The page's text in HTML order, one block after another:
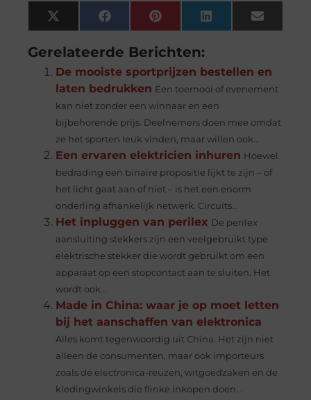
X
(Twitter)
FacebookPinterestLinkedInEmail
Gerelateerde Berichten:
De mooiste sportprijzen bestellen en
laten bedrukken Een toernooi of evenement
kan niet zonder een winnaar en een
bijbehorende prijs. Deelnemers doen mee omdat
ze het sporten leuk vinden, maar willen ook...
Een ervaren elektricien inhuren Hoewel
bedrading een binaire propositie lijkt te zijn – of
het licht gaat aan of niet – is het een enorm
onderling afhankelijk netwerk. Circuits...
Het inpluggen van perilex De perilex
aansluiting stekkers zijn een veelgebruikt type
elektrische stekker die wordt gebruikt om een ​​
apparaat op een stopcontact aan te sluiten. Het
wordt ook...
Made in China: waar je op moet letten
bij het aanschaffen van elektronica
Alles komt tegenwoordig uit China. Het zijn niet
alleen de consumenten, maar ook importeurs
zoals de electronica-reuzen, witgoedzaken en de
kledingwinkels die flinke inkopen doen...